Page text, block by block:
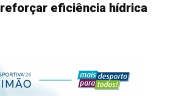
reforçar eficiência hídrica